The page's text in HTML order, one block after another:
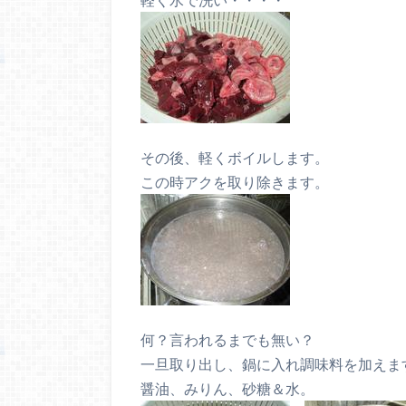
その後、軽くボイルします。
この時アクを取り除きます。
何？言われるまでも無い？
一旦取り出し、鍋に入れ調味料を加えま
醤油、みりん、砂糖＆水。